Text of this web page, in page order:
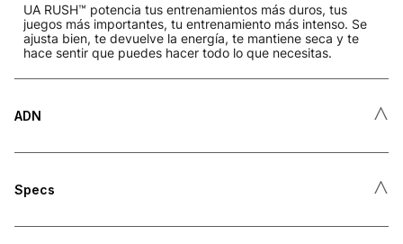
UA RUSH™ potencia tus entrenamientos más duros, tus
juegos más importantes, tu entrenamiento más intenso. Se
ajusta bien, te devuelve la energía, te mantiene seca y te
hace sentir que puedes hacer todo lo que necesitas.
ADN ˄
Specs ˄